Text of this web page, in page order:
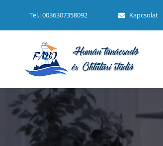
Tel.: 0036307358092 Kapcsolat